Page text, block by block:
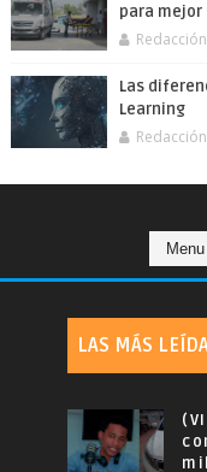
para mejor
Redacción
Las
Learning
Redacción
LAS MÁS